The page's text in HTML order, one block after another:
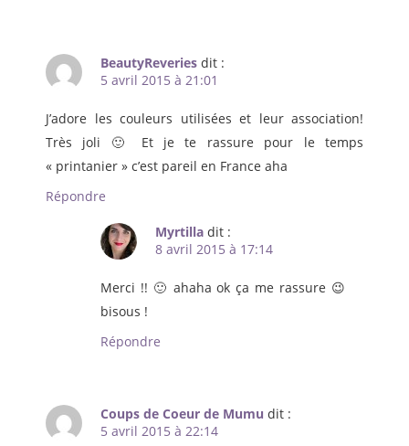
BeautyReveries dit :
5 avril 2015 à 21:01
J’adore les couleurs utilisées et leur association!
Très joli 🙂 Et je te rassure pour le temps
« printanier » c’est pareil en France aha
Répondre
Myrtilla dit :
8 avril 2015 à 17:14
Merci !! 🙂 ahaha ok ça me rassure 😉
bisous !
Répondre
Coups de Coeur de Mumu dit :
5 avril 2015 à 22:14